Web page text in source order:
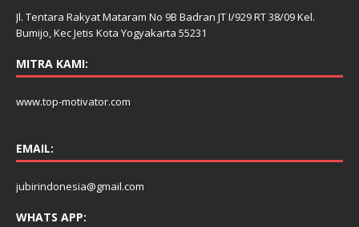
Jl. Tentara Rakyat Mataram No 9B Badran JT I/929 RT 38/09 Kel.
Bumijo, Kec Jetis Kota Yogyakarta 55231
MITRA KAMI:
www.top-motivator.com
EMAIL:
jubirindonesia@gmail.com
WHATS APP: